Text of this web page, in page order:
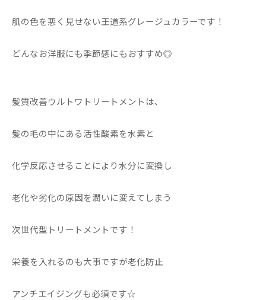
肌の色を悪く見せない王道系グレージュカラーです！
どんなお洋服にも季節感にもおすすめ◎
髪質改善ウルトワトリートメントは、
髪の毛の中にある活性酸素を水素と
化学反応させることにより水分に変換し
老化や劣化の原因を潤いに変えてしまう
次世代型トリートメントです！
栄養を入れるのも大事ですが老化防止
アンチエイジングも必須です☆